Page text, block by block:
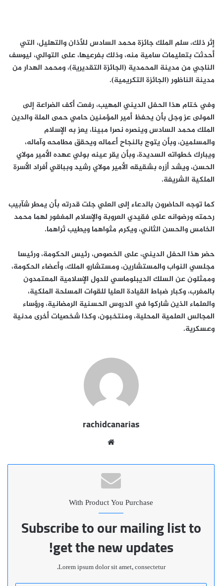
إثر ذلك، سلم الملك جائزة محمد السادس للأذان والتهليل، التي
أحدثت بتعليمات سامية منه، وذلك بفرعيها، على التوالي، ليوسف
الناجي من مدينة المحمدية (الجائزة التقديرية)، ومحمد الهدار من
مدينة الناظور (الجائزة التكريمية).
وفي ختام هذا الحفل الديني المهيب، رفعت أكف الضراعة إلى
المولى عز وجل بأن يحفظ أمير المؤمنين حامي حمى الملة والدين
الملك محمد السادس وينصره نصرا مبينا، يعز به الإسلام
والمسلمين، وبأن يتوج بالنجاح أعماله ويحقق مطامحه وآماله،
ويبارك خطواته السديدة، وبأن يقر عينه بولي عهده الأمير مولاي
الحسن، ويشد أزره بشقيقه الأمير مولاي رشيد وبباقي أفراد الأسرة
الملكية الشريفة.
كما توجه الحاضرون بالدعاء إلى العلي جلت قدرته بأن يمطر شآبيب
رحمته ورضوانه على فقيدي العروبة والإسلام المغفور لهما محمد
الخامس والحسن الثاني، ويكرم مثواهما ويطيب ثراهما.
حضر هذا الحفل الديني، على الخصوص، رئيس الحكومة، ورئيسا
مجلسي النواب والمستشارين، ومستشارو الملك، وأعضاء الحكومة،
وممثلون عن السلك الديبلوماسي للدول الإسلامية المعتمدون
بالمغرب، وكبار ضباط القيادة العليا للقوات المسلحة الملكية،
والعلماء الذين شاركوا في الدروس الحسنية الرمضانية، ورؤساء
المجالس العلمية المحلية، ومنتخبون، وكذا شخصيات أخرى مدنية
وعسكرية.
rachidcanarias
With Product You Purchase
Subscribe to our mailing list to
get the new updates!
Lorem ipsum dolor sit amet, consectetur.